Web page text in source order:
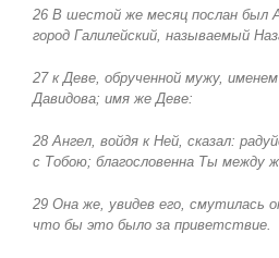
26 В шестой же месяц послан был
город Галилейский, называемый
27 к Деве, обрученной мужу,
Давидова; имя же Деве:
28 Ангел, войдя к Ней, сказал:
с Тобою; благословенна Ты между
29 Она же, увидев его, смутилась
что бы это было за приветствие.